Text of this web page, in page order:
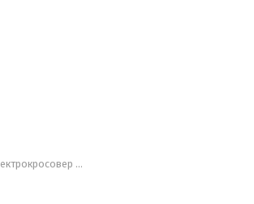
Xiaomi YU7 GT встановив новий рекорд